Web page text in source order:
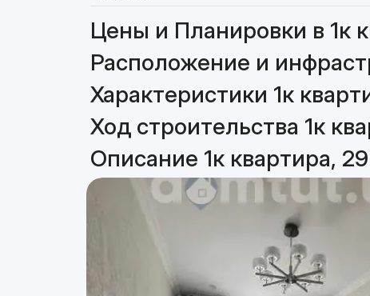
Цены и Планировки в 1к
Расположение и
Характеристики 1к
Ход строительства 1к
Описание 1к квартира,